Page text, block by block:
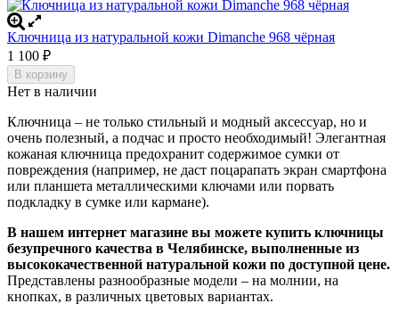
Ключница из натуральной кожи Dimanche 968 чёрная
1 100 ₽
В корзину
Нет в наличии
Ключница – не только стильный и модный аксессуар, но и
очень полезный, а подчас и просто необходимый! Элегантная
кожаная ключница предохранит содержимое сумки от
повреждения (например, не даст поцарапать экран смартфона
или планшета металлическими ключами или порвать
подкладку в сумке или кармане).
В нашем интернет магазине вы можете купить ключницы
безупречного качества в Челябинске, выполненные из
высококачественной натуральной кожи по доступной цене.
Представлены разнообразные модели – на молнии, на
кнопках, в различных цветовых вариантах.